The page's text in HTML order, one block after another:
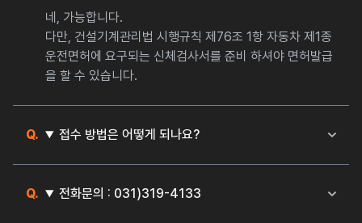
네, 가능합니다.
다만, 건설기계관리법 시행규칙 제76조 1항 자동차 제1종
운전면허에 요구되는 신체검사서를 준비 하셔야 면허발급
을 할 수 있습니다.
접수 방법은 어떻게 되나요?
교육 온라인 문의 또는 전화 문의 >> 교육원 회신 전화 상
전화문의 : 031)319-4133